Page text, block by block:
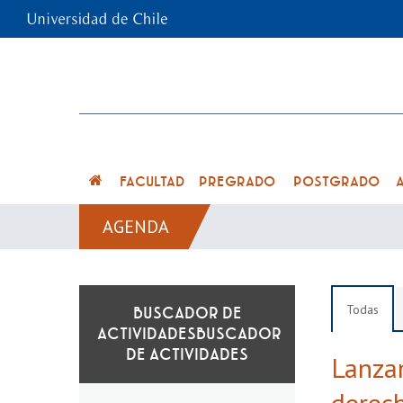
FACULTAD PREGRADO POSTGRADO
AGENDA
BUSCADOR
DE ACTIVIDADES
Todas